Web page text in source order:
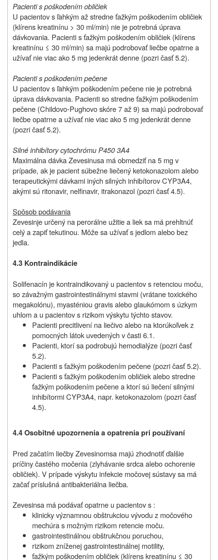
Pacienti s poškodením obličiek
U pacientov s ľahkým až stredne ťažkým poškodením obličiek
(klírens kreatinínu > 30 ml/min) nie je potrebná úprava
dávkovania. Pacienti s ťažkým poškodením obličiek (klírens
kreatinínu ≤ 30 ml/min) sa majú podrobovať liečbe opatrne a
užívať nie viac ako 5 mg jedenkrát denne (pozri časť 5.2).
Pacienti s poškodením pečene
U pacientov s ľahkým poškodením pečene nie je potrebná
úprava dávkovania. Pacienti so stredne ťažkým poškodením
pečene (Childovo-Pughovo skóre 7 až 9) sa majú podrobovať
liečbe opatrne a užívať nie viac ako 5 mg jedenkrát denne
(pozri časť 5.2).
Silné inhibítory cytochrómu P450 3A4
Maximálna dávkaZevesinusa má obmedziť na 5 mg v
prípade, ak je pacient súbežne liečený ketokonazolom alebo
terapeutickými dávkami iných silných inhibítorov CYP3A4,
akými sú ritonavir, nelfinavir, itrakonazol (pozri časť 4.5).
Spôsob podávania
Zevesinje určený na perorálne užitie a liek sa má prehltnúť
celý a zapiť tekutinou. Môže sa užívať s jedlom alebo bez
jedla.
4.3 Kontraindikácie
Solifenacín je kontraindikovaný u pacientov s retenciou moču,
so závažným gastrointestinálnymi stavmi (vrátane toxického
megakolónu), myasténiou gravis alebo glaukómom s úzkym
uhlom a u pacientov s rizikom výskytu týchto stavov.
Pacienti precitlivení na liečivo alebo na ktorúkoľvek z
pomocných látok uvedených v časti 6.1.
Pacienti, ktorí sa podrobujú hemodialýze (pozri časť
5.2).
Pacienti s ťažkým poškodením pečene (pozri časť 5.2).
Pacienti s ťažkým poškodením obličiek alebo stredne
ťažkým poškodením pečene a ktorí sú liečení silnými
inhibítormi CYP3A4, napr. ketokonazolom (pozri časť
4.5).
4.4 Osobitné upozornenia a opatrenia pri používaní
Pred začatím liečbyZevesinomsa majú zhodnotiť ďalšie
príčiny častého močenia (zlyhávanie srdca alebo ochorenie
obličiek). V prípade výskytu infekcie močovej sústavy sa má
začať príslušná antibakteriálna liečba.
Zevesinsa má podávať opatrne u pacientov s :
klinicky významnou obštrukciou vývodu z močového
mechúra s možným rizikom retencie moču.
gastrointestinálnou obštrukčnou poruchou,
rizikom zníženej gastrointestinálnej motility,
ťažkým poškodením obličiek (klírens kreatinínu ≤ 30